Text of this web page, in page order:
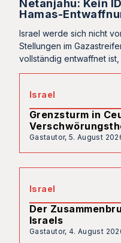
Netanjahu: Kein
Hamas-
Israel werde sich nicht
Stellungen im
vollständig entwaffnet
Israel
Grenzsturm in
Gastautor, 5. August
Israel
Der
Israels
Gastautor, 4. August